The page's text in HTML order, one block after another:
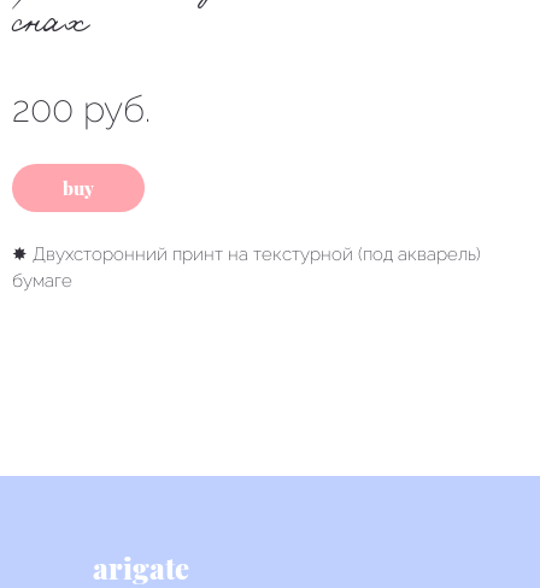
снах
200 руб.
buy
✸ Двухсторонний принт на текстурной (под акварель)
бумаге
arigate